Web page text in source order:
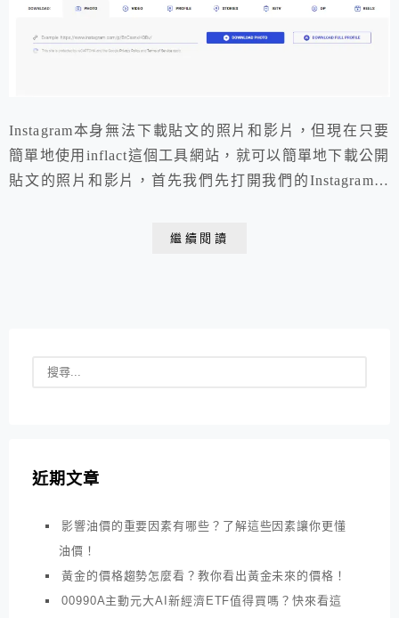
Instagram本身無法下載貼文的照片和影片，但現在只要
簡單地使用inflact這個工具網站，就可以簡單地下載公開
貼文的照片和影片，首先我們先打開我們的Instagram貼
繼續閱讀
近期文章
影響油價的重要因素有哪些？了解這些因素讓你更懂
油價！
黃金的價格趨勢怎麼看？教你看出黃金未來的價格！
00990A主動元大AI新經濟ETF值得買嗎？快來看這